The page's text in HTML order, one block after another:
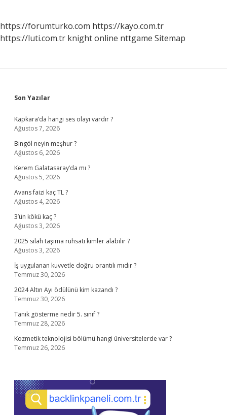
https://forumturko.com https://kayo.com.tr
https://luti.com.tr knight online nttgame Sitemap
Sidebar
Son Yazılar
Kapkara’da hangi ses olayı vardır ?
Ağustos 7, 2026
Bingöl neyin meşhur ?
Ağustos 6, 2026
Kerem Galatasaray’da mı ?
Ağustos 5, 2026
Avans faizi kaç TL ?
Ağustos 4, 2026
3’ün kökü kaç ?
Ağustos 3, 2026
2025 silah taşıma ruhsatı kimler alabilir ?
Ağustos 3, 2026
İş uygulanan kuvvetle doğru orantılı mıdır ?
Temmuz 30, 2026
2024 Altın Ayı ödülünü kim kazandı ?
Temmuz 30, 2026
Tanık gösterme nedir 5. sınıf ?
Temmuz 28, 2026
Kozmetik teknolojisi bölümü hangi üniversitelerde var ?
Temmuz 26, 2026